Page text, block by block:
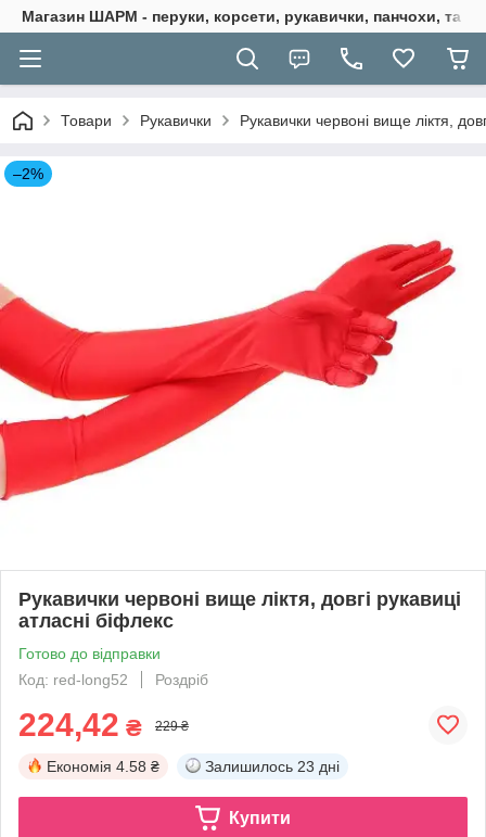
Магазин ШАРМ - перуки, корсети, рукавички, панчохи, та
Товари Рукавички Рукавички червоні вище ліктя,
–2%
Рукавички червоні вище ліктя, довгі рукавиці
атласні біфлекс
Готово до відправки
Код: red-long52
Роздріб
224,42 ₴ 229 ₴
Економія 4.58 ₴ Залишилось 23 дні
Купити